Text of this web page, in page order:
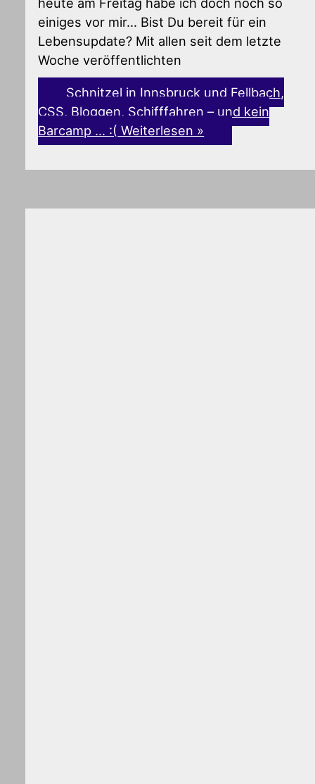
einiges vor mir… Bist Du bereit für ein
Lebensupdate? Mit allen seit dem letzte
Woche veröffentlichten
Schnitzel in Innsbruck und Fellbach,
CSS, Bloggen, Schifffahren – und kein
Barcamp … :( Weiterlesen »